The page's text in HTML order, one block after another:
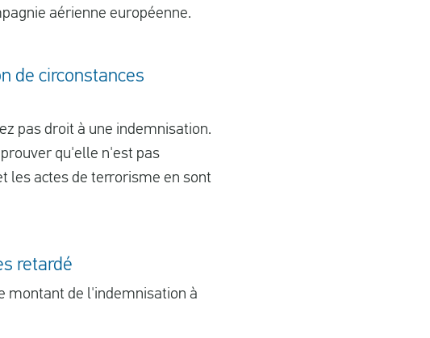
aérienne européenne.
de circonstances
pas droit à une indemnisation.
qu'elle n'est pas
les actes de terrorisme en sont
retardé
montant de l'indemnisation à